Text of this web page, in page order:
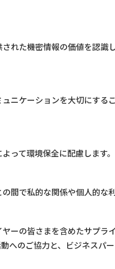
れた機密情報の価値を認識
ニケーションを大切にする
って環境保全に配慮します。
間で私的な関係や個人的な
ーの皆さまを含めたサプラ
へのご協力と、ビジネスパ